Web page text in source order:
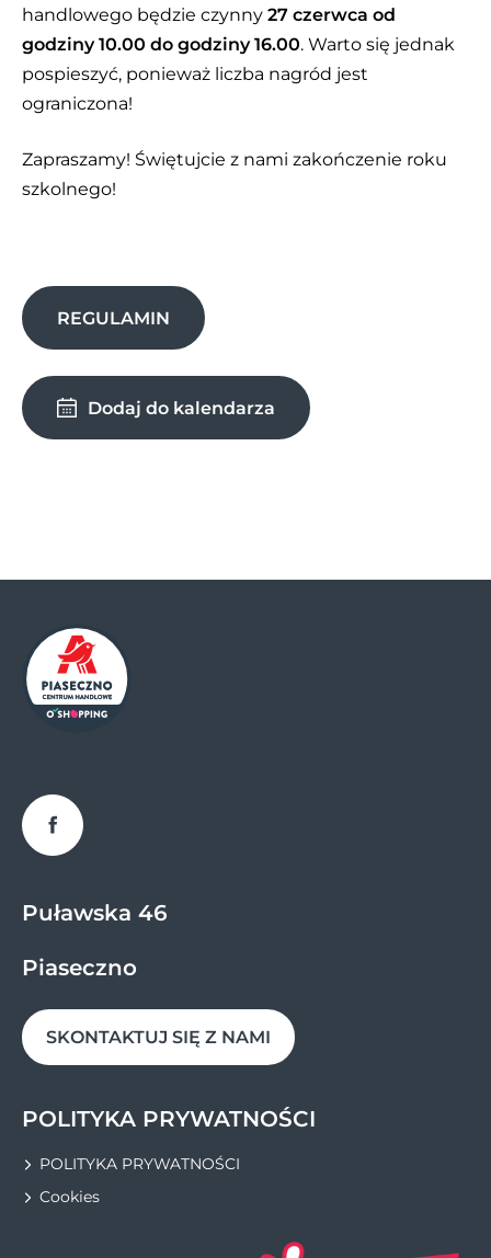
handlowego będzie czynny 27 czerwca od
godziny 10.00 do godziny 16.00. Warto się jednak
pospieszyć, ponieważ liczba nagród jest
ograniczona!
Zapraszamy! Świętujcie z nami zakończenie roku
szkolnego!
REGULAMIN
Dodaj do kalendarza
Puławska 46
Piaseczno
SKONTAKTUJ SIĘ Z NAMI
POLITYKA PRYWATNOŚCI
POLITYKA PRYWATNOŚCI
Cookies
Facebook